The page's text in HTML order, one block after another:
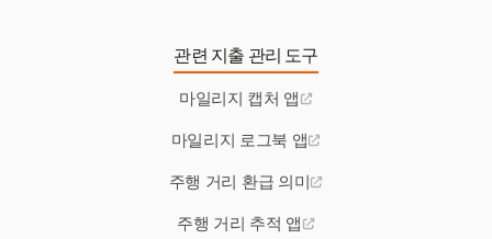
관련 지출 관리 도구
마일리지 캡처 앱
마일리지 로그북 앱
주행 거리 환급 의미
주행 거리 추적 앱